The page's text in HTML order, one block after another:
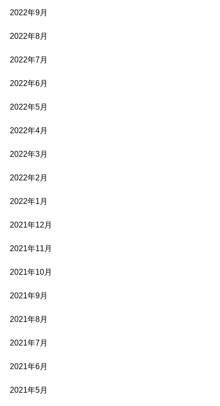
2022年9月
2022年8月
2022年7月
2022年6月
2022年5月
2022年4月
2022年3月
2022年2月
2022年1月
2021年12月
2021年11月
2021年10月
2021年9月
2021年8月
2021年7月
2021年6月
2021年5月